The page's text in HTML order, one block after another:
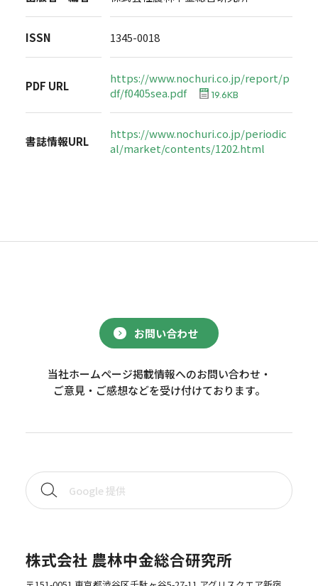
ISSN 1345-0018
PDF URL
https://www.nochuri.co.jp/report/p
df/f0405sea.pdf
19.6KB
書誌情報URL
https://www.nochuri.co.jp/periodic
al/market/contents/1202.html
お問い合わせ
当社ホームページ掲載情報へのお問い合わせ・
ご意見・ご感想などを受け付けております。
株式会社 農林中金総合研究所